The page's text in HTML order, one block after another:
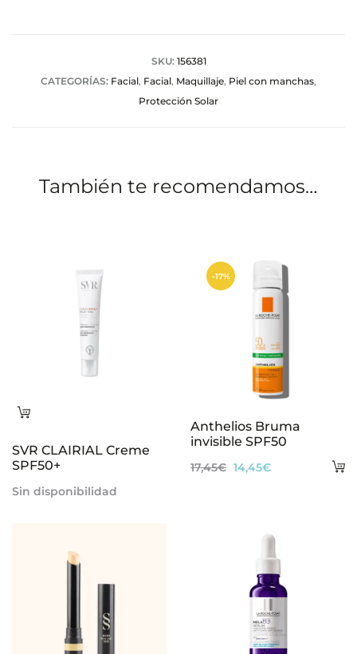
SKU: 156381
CATEGORÍAS: Facial, Facial, Maquillaje, Piel con manchas,
Protección Solar
También te recomendamos…
Leer
SVR CLAIRIAL Creme
SPF50+
Sin disponibilidad
-17%
Anthelios Bruma
invisible SPF50
17,45€ El
17,45€.
14,45€El
es:
14,45€.